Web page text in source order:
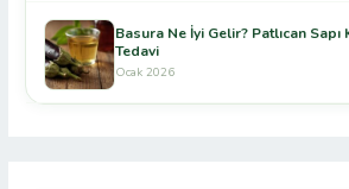
Basura Ne İyi Gelir? Patlıcan
Tedavi
Ocak 2026